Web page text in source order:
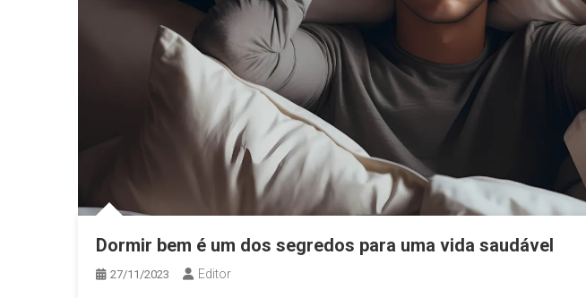
Dormir bem é um dos segredos para uma vida saudável
27/11/2023 Editor